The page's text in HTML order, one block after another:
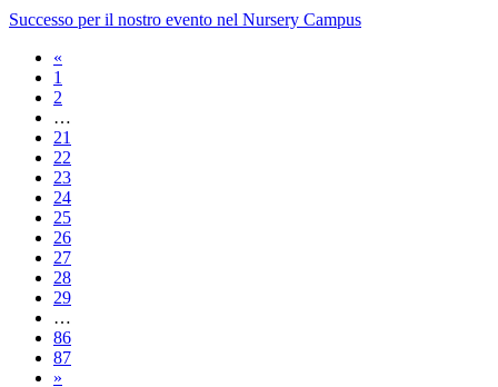
Successo per il nostro evento nel Nursery Campus
«
1
2
…
21
22
23
24
25
26
27
28
29
…
86
87
»